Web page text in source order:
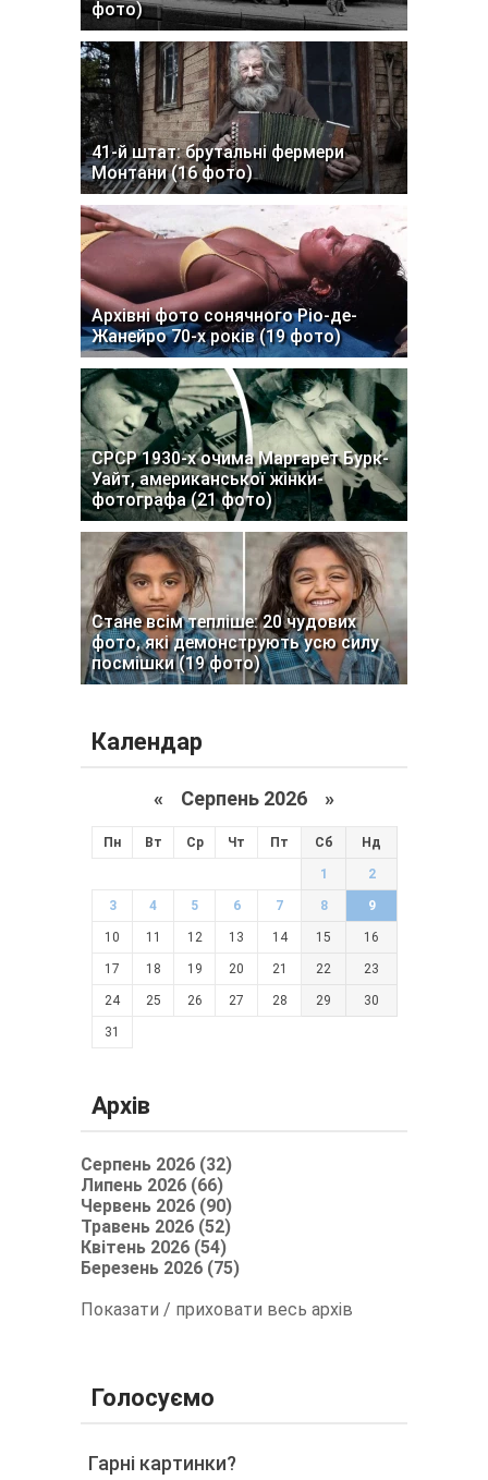
фото)
41-й штат: брутальні фермери
Монтани (16 фото)
Архівні фото сонячного Ріо-де-
Жанейро 70-х років (19 фото)
СРСР 1930-х очима Маргарет Бурк-
Уайт, американської жінки-
фотографа (21 фото)
Стане всім тепліше: 20 чудових
фото, які демонструють усю силу
посмішки (19 фото)
Календар
« Серпень 2026 »
Пн Вт Ср Чт Пт Сб Нд
1 2
3 4 5 6 7 8 9
10 11 12 13 14 15 16
17 18 19 20 21 22 23
24 25 26 27 28 29 30
31
Архів
Серпень 2026 (32)
Липень 2026 (66)
Червень 2026 (90)
Травень 2026 (52)
Квітень 2026 (54)
Березень 2026 (75)
Показати / приховати весь архів
Голосуємо
Гарні картинки?